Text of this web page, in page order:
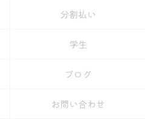
分割払い
学生
ブログ
お問い合わせ